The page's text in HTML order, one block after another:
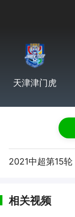
天津津门虎
相关视频